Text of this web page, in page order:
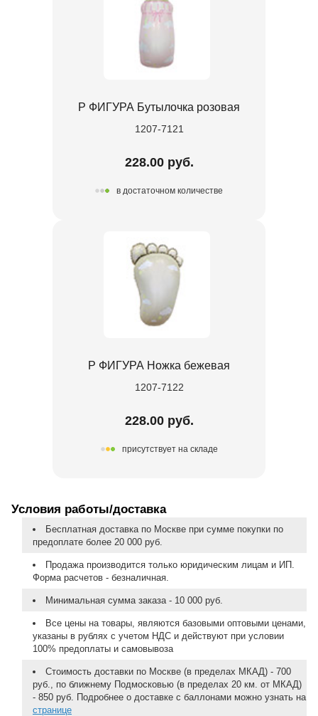
Р ФИГУРА Бутылочка розовая
1207-7121
228.00 руб.
в достаточном количестве
Р ФИГУРА Ножка бежевая
1207-7122
228.00 руб.
присутствует на складе
Условия работы/доставка
Бесплатная доставка по Москве при сумме покупки по
предоплате более 20 000 руб.
Продажа производится только юридическим лицам и ИП.
Форма расчетов - безналичная.
Минимальная сумма заказа - 10 000 руб.
Все цены на товары, являются базовыми оптовыми ценами,
указаны в рублях с учетом НДС и действуют при условии
100% предоплаты и самовывоза
Стоимость доставки по Москве (в пределах МКАД) - 700
руб., по ближнему Подмосковью (в пределах 20 км. от МКАД)
- 850 руб. Подробнее о доставке с баллонами можно узнать на
странице